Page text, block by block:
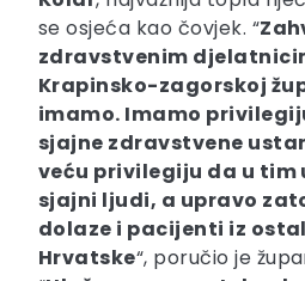
se osjeća kao čovjek. “
zdravstvenim
Krapinsko-zagorskoj
imamo. Imamo
sjajne zdravstvene
veću privilegiju da u
sjajni ljudi, a upravo
dolaze i pacijenti iz
Hrvatske“, poručio je